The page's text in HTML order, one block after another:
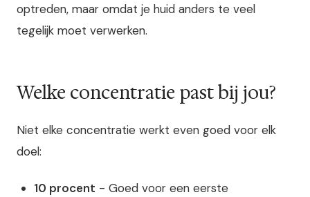
optreden, maar omdat je huid anders te veel
tegelijk moet verwerken.
Welke concentratie past bij jou?
Niet elke concentratie werkt even goed voor elk
doel:
10 procent - Goed voor een eerste